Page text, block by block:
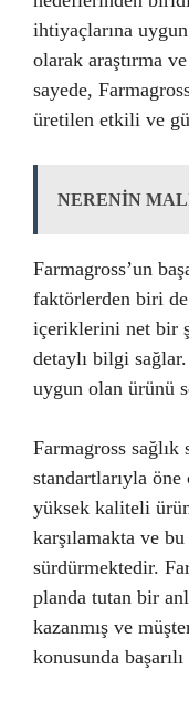
ihtiyaçlarına
olarak araştırma
sayede,
üretilen etkili ve
NERENİN
Farmagross’un
faktörlerden biri
içeriklerini net bir
detaylı bilgi
uygun olan ürünü
Farmagross
standartlarıyla
yüksek kaliteli
karşılamakta ve
sürdürmektedir.
planda tutan bir
kazanmış ve
konusunda